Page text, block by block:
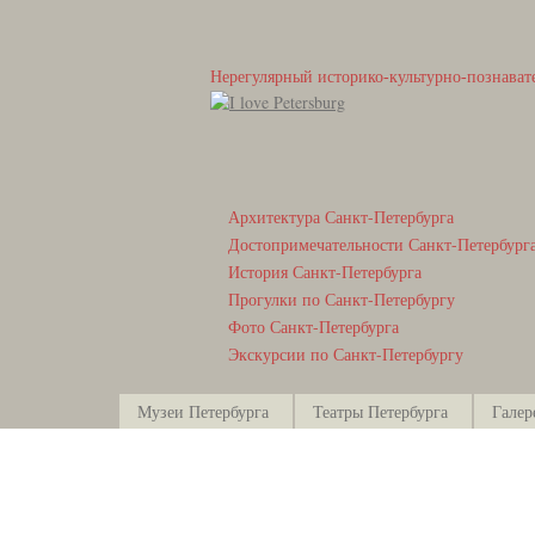
Нерегулярный историко-культурно-
Архитектура Санкт-Петербурга
Достопримечательности Санкт-
История Санкт-Петербурга
Прогулки по Санкт-Петербургу
Фото Санкт-Петербурга
Экскурсии по Санкт-Петербургу
Музеи Петербурга Театры Петербурга